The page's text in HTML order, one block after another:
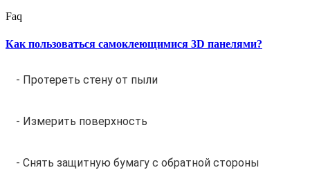
Faq
Как пользоваться самоклеющимися 3D панелями?
- Протереть стену от пыли
- Измерить поверхность
- Снять защитную бумагу с обратной стороны